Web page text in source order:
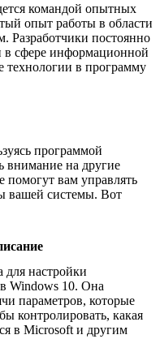
командой опытных
опыт работы в области
Разработчики постоянно
в сфере информационной
технологии в программу
программой
внимание на другие
вам управлять
вашей системы. Вот
для настройки
Windows 10. Она
параметров, которые
контролировать, какая
в Microsoft и другим